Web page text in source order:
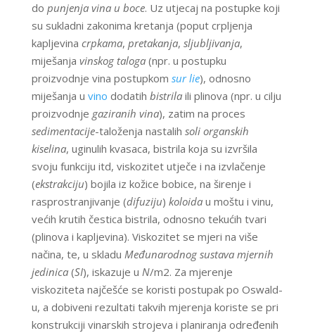
do punjenja vina u boce. Uz utjecaj na postupke koji
su sukladni zakonima kretanja (poput crpljenja
kapljevina crpkama, pretakanja, sljubljivanja,
miješanja vinskog taloga(npr. u postupku
proizvodnje vina postupkom sur lie), odnosno
miješanja u vino dodatih bistrilaili plinova (npr. u cilju
proizvodnje gaziranih vina), zatim na proces
sedimentacije-taloženja nastalih soli organskih
kiselina, uginulih kvasaca, bistrila koja su izvršila
svoju funkciju itd, viskozitet utječe i na izvlačenje
(ekstrakciju) bojila iz kožice bobice, na širenje i
rasprostranjivanje (difuziju) koloidau moštu i vinu,
većih krutih čestica bistrila, odnosno tekućih tvari
(plinova i kapljevina). Viskozitet se mjeri na više
načina, te, u skladu Međunarodnog sustava mjernih
jedinica(SI), iskazuje u N/m2. Za mjerenje
viskoziteta najčešće se koristi postupak po Oswald-
u, a dobiveni rezultati takvih mjerenja koriste se pri
konstrukciji vinarskih strojeva i planiranja određenih